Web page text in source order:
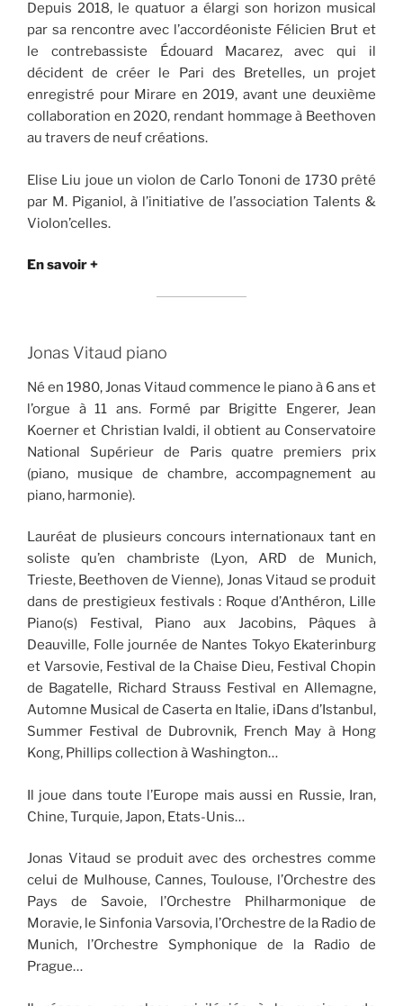
Depuis 2018, le quatuor a élargi son horizon musical
par sa rencontre avec l’accordéoniste Félicien Brut et
le contrebassiste Édouard Macarez, avec qui il
décident de créer le Pari des Bretelles, un projet
enregistré pour Mirare en 2019, avant une deuxième
collaboration en 2020, rendant hommage à Beethoven
au travers de neuf créations.
Elise Liu joue un violon de Carlo Tononi de 1730 prêté
par M. Piganiol, à l’initiative de l’association Talents &
Violon’celles.
En savoir +
Jonas Vitaud piano
Né en 1980, Jonas Vitaud commence le piano à 6 ans et
l’orgue à 11 ans. Formé par Brigitte Engerer, Jean
Koerner et Christian Ivaldi, il obtient au Conservatoire
National Supérieur de Paris quatre premiers prix
(piano, musique de chambre, accompagnement au
piano, harmonie).
Lauréat de plusieurs concours internationaux tant en
soliste qu’en chambriste (Lyon, ARD de Munich,
Trieste, Beethoven de Vienne), Jonas Vitaud se produit
dans de prestigieux festivals : Roque d’Anthéron, Lille
Piano(s) Festival, Piano aux Jacobins, Pâques à
Deauville, Folle journée de Nantes Tokyo Ekaterinburg
et Varsovie, Festival de la Chaise Dieu, Festival Chopin
de Bagatelle, Richard Strauss Festival en Allemagne,
Automne Musical de Caserta en Italie, iDans d’Istanbul,
Summer Festival de Dubrovnik, French May à Hong
Kong, Phillips collection à Washington…
Il joue dans toute l’Europe mais aussi en Russie, Iran,
Chine, Turquie, Japon, Etats-Unis…
Jonas Vitaud se produit avec des orchestres comme
celui de Mulhouse, Cannes, Toulouse, l’Orchestre des
Pays de Savoie, l’Orchestre Philharmonique de
Moravie, le Sinfonia Varsovia, l’Orchestre de la Radio de
Munich, l’Orchestre Symphonique de la Radio de
Prague…